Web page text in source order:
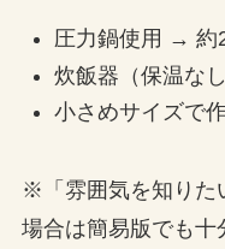
圧力鍋使用 → 約
炊飯器（保温な
小さめサイズで
※「雰囲気を知りた
場合は簡易版でも十